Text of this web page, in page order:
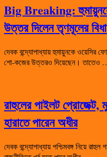
Big Breaking: হুমায়ুনকে
উত্তর দিলেন তৃণমূলের
দেবক বন্দ্যোপাধ্যায় হুমায়ুনকে
শো-কজের উত্তরও দিয়েছেন। তাতেও
রাহুলের পাইলট প্রোজেক্ট,
হারাতে পারেন অধীর
দেবক বন্দ্যোপাধ্যায় পশ্চিমবঙ্গ নিয়ে